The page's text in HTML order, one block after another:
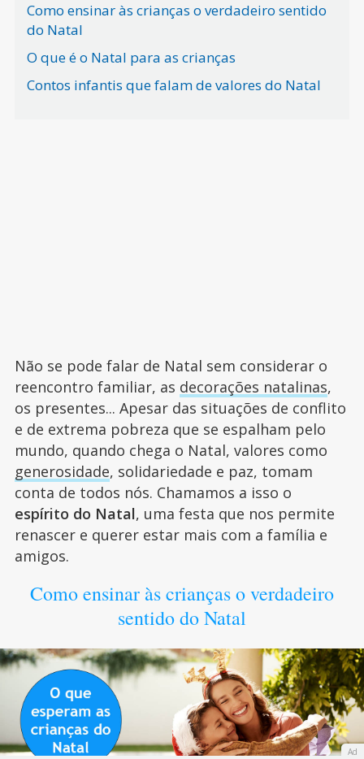
Como ensinar às crianças o verdadeiro sentido
do Natal
O que é o Natal para as crianças
Contos infantis que falam de valores do Natal
Não se pode falar de Natal sem considerar o
reencontro familiar, as decorações natalinas,
os presentes... Apesar das situações de conflito
e de extrema pobreza que se espalham pelo
mundo, quando chega o Natal, valores como
generosidade, solidariedade e paz, tomam
conta de todos nós. Chamamos a isso o
espírito do Natal, uma festa que nos permite
renascer e querer estar mais com a família e
amigos.
Como ensinar às crianças o verdadeiro
sentido do Natal
Ad